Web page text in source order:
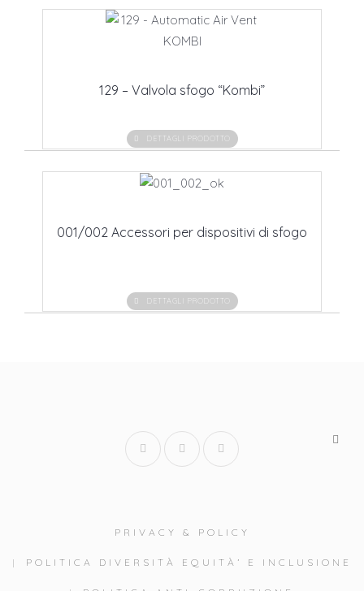
129 – Valvola sfogo “Kombi”
DETTAGLI PRODOTTO
001/002 Accessori per dispositivi di sfogo
DETTAGLI PRODOTTO
PRIVACY & POLICY
POLITICA DIVERSITÀ EQUITÀ’ E INCLUSIONE